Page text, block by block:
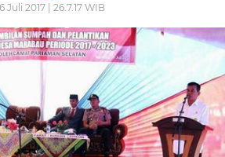
Juli 2017 | 26.7.17 WIB